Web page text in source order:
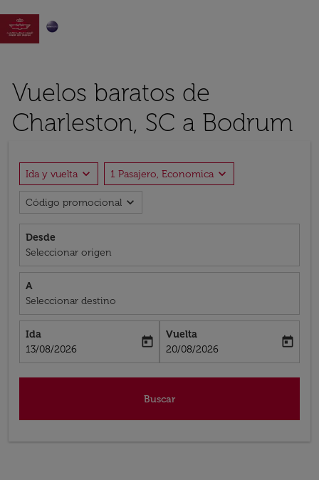

Vuelos baratos de
Charleston, SC a Bodrum
Ida y vuelta expand_more 1 Pasajero, Economica expand_more
Código promocional expand_more
Desde
Seleccionar origen
A
Seleccionar destino
Ida
fc-booking-departure-date-aria-label
13/08/2026
today
Vuelta
fc-booking-return-date-aria-label
20/08/2026
today
Buscar